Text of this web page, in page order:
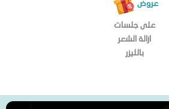
عروض
على جلسات
ازالة الشعر
بالليزر